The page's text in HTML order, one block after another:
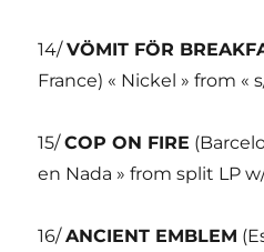
14/VÖMIT FÖR
France) « Nickel » from «
15/COP ON FIRE
en Nada » from split LP
16/ANCIENT EMBLEM